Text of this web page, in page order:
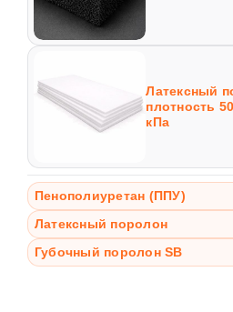
Латексный
плотность
кПа
Пенополиуретан (ППУ)
Латексный поролон
Губочный поролон SB